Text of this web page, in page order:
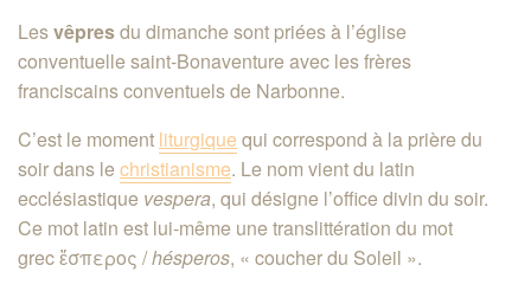
Lesvêpresdu dimanche sont priées à l’église
conventuelle saint-Bonaventure avec les frères
franciscains conventuels de Narbonne.
C’est le moment liturgique qui correspond à la prière du
soir dans le christianisme. Le nom vient du latin
ecclésiastique vespera, qui désigne l’office divin du soir.
Ce mot latin est lui-même une translittération du mot
grec ἕσπερος /hésperos, « coucher du Soleil ».